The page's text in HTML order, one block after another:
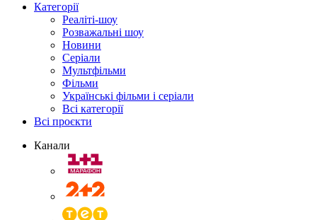
Категорії
Реаліті-шоу
Розважальні шоу
Новини
Серіали
Мультфільми
Фільми
Українські фільми і серіали
Всі категорії
Всі проєкти
Канали